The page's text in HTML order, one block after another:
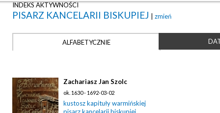
INDEKS AKTYWNOŚCI
PISARZ KANCELARII BISKUPIEJ | zmień
ALFABETYCZNIE
Zachariasz Jan Szolc
ok. 1630 - 1692-03-02
kustosz kapituły warmińskiej
pisarz kancelarii biskupiej